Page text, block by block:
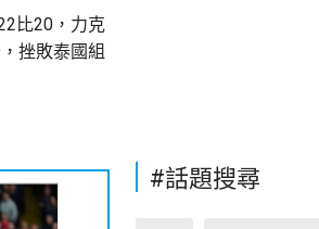
比20，力克
挫敗泰國組
#話題搜尋